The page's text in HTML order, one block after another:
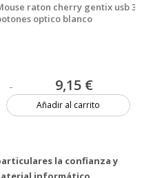
raton cherry gentix usb 3
optico blanco
9,15 €
Añadir al carrito
la confianza y